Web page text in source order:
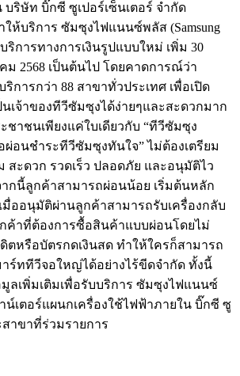
บริษัท บิ๊กซี ซูเปอร์เซ็นเตอร์ จำกัด
ห้บริการ ซัมซุงไฟแนนซ์พลัส (Samsung
ริการทางการเงินรูปแบบใหม่ เพิ่ม 30
ม 2568 เป็นต้นไป โดยคาดการณ์ว่า
การกว่า 88 สาขาทั่วประเทศ เพื่อเปิด
เจ้าของทีวีซัมซุงได้ง่ายๆและสะดวกมาก
ชาชนเพียงแค่ใบเดียวกับ “ทีวีซัมซุง
อนชำระทีวีซัมซุงทันใจ” ไม่ต้องเตรียม
สะดวก รวดเร็ว ปลอดภัย และอนุมัติไว
กนี้ลูกค้าสามารถผ่อนน้อย เริ่มต้นหลัก
มื่ออนุมัติผ่านลูกค้าสามารถรับเครื่องกลับ
ค้าที่ต้องการซื้อสินค้าแบบผ่อนโดยไม่
ตหรือบัตรกดเงินสด ทำให้ใครก็สามารถ
าร์ททีวีจอใหญ่ได้อย่างไร้ขีดจำกัด ทั้งนี้
ลเพิ่มเติมเพื่อรับบริการ ซัมซุงไฟแนนซ์
เตอร์แผนกเครื่องใช้ไฟฟ้าภายใน บิ๊กซี ซู
สาขาที่ร่วมรายการ